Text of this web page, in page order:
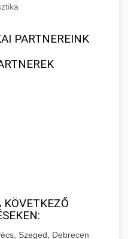
PARTNEREINK
KÖVETKEZŐ
Szeged, Debrecen